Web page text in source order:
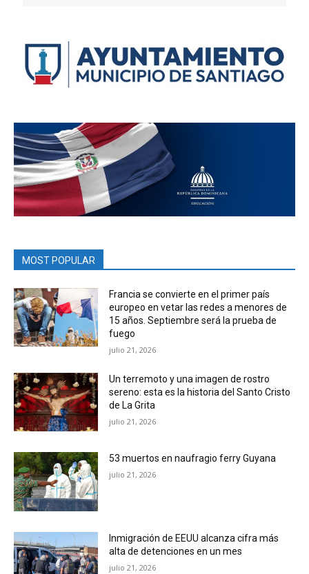
MOST POPULAR
Francia se convierte en el primer país
europeo en vetar las redes a menores de
15 años. Septiembre será la prueba de
fuego
julio 21, 2026
Un terremoto y una imagen de rostro
sereno: esta es la historia del Santo Cristo
de La Grita
julio 21, 2026
53 muertos en naufragio ferry Guyana
julio 21, 2026
Inmigración de EEUU alcanza cifra más
alta de detenciones en un mes
julio 21, 2026